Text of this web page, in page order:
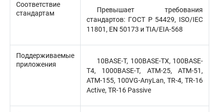
Соответствие
стандартам
Превышает требования
стандартов: ГОСТ Р 54429, ISO/IEC
11801, EN 50173 и TIA/EIA-568
Поддерживаемые
приложения
10BASE-T, 100BASE-TX, 100BASE-
T4, 1000BASE-T, ATM-25, ATM-51,
ATM-155, 100VG-AnyLan, TR-4, TR-16
Active, TR-16 Passive